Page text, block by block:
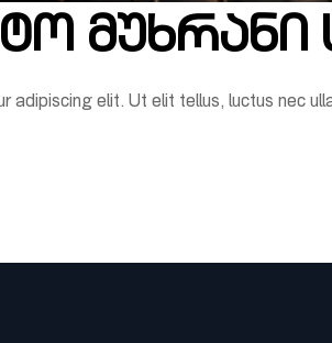
მუხრანი
adipiscing elit. Ut elit tellus, luctus nec